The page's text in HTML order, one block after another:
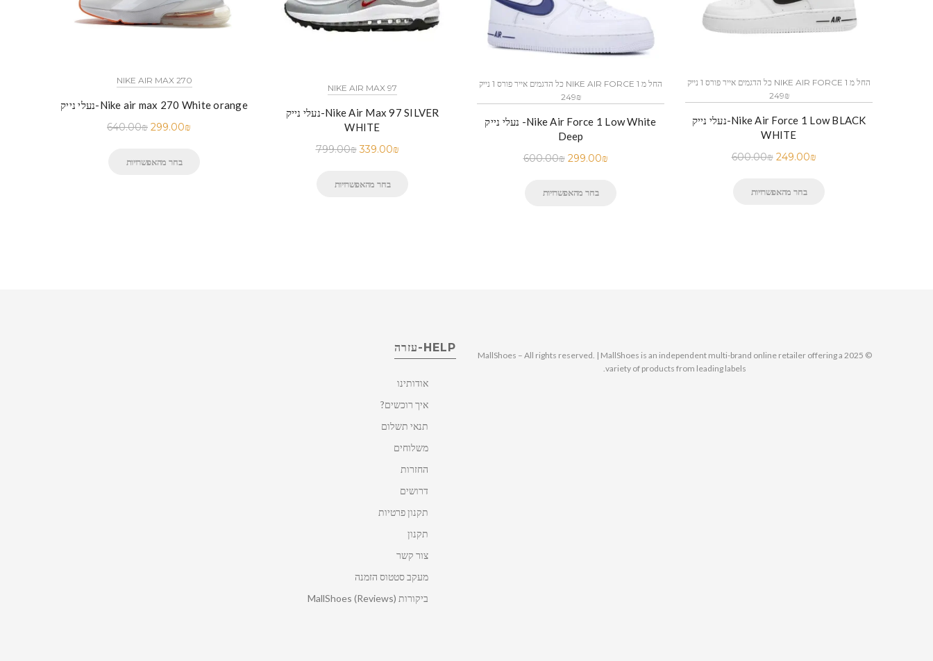
NIKE AIR MAX 270
נעלי נייק-Nike air max 270 White orange
640.00₪ 299.00₪
בחר מהאפשרויות
NIKE AIR MAX 97
נעלי נייק-Nike Air Max 97 SILVER
WHITE
799.00₪ 339.00₪
בחר מהאפשרויות
כל הדגמים אייר פורס 1 נייק NIKE AIR FORCE 1 החל מ
249₪
נעלי נייק -Nike Air Force 1 Low White
Deep
600.00₪ 299.00₪
בחר מהאפשרויות
כל הדגמים אייר פורס 1 נייק NIKE AIR FORCE 1 החל מ
249₪
נעלי נייק-Nike Air Force 1 Low BLACK
WHITE
600.00₪ 249.00₪
בחר מהאפשרויות
HELP-עזרה
אודותינו
איך רוכשים?
תנאי תשלום
משלוחים
החזרות
דרושים
תקנון פרטיות
תקנון
צור קשר
מעקב סטטוס הזמנה
ביקורות MallShoes (Reviews)
© 2025 MallShoes – All rights reserved. | MallShoes is an independent multi-brand online retailer offering a
variety of products from leading labels.